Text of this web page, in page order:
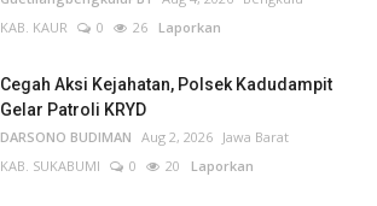
KAB. KAUR
0 26 Laporkan
Cegah Aksi Kejahatan, Polsek Kadudampit
Gelar Patroli KRYD
DARSONO BUDIMAN Aug 2, 2026 Jawa Barat
KAB. SUKABUMI
0 20 Laporkan